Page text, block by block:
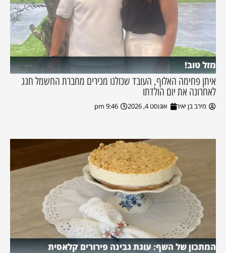
מזל טוב!
איתן פחימה האלוף, העובד שכולנו מכירים מחברת החשמל חגג
לאחרונה את יום הולדתו
מירב בן יאיר אוגוסט 4, 2026 9:46 pm
המתכון של השף: עוגת גבינה פירורים קלאסית